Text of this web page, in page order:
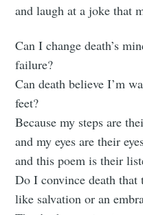
and laugh at a joke that
Can I change death’s
failure?
Can death believe I’m
feet?
Because my steps are
and my eyes are their
and this poem is their
Do I convince death that
like salvation or an